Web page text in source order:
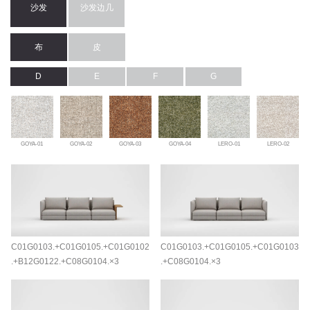
沙发 沙发边几
布 皮
D E F G
GOYA-01 GOYA-02 GOYA-03 GOYA-04 LERO-01 LERO-02
C01G0103.+C01G0105.+C01G0102
.+B12G0122.+C08G0104.×3
C01G0103.+C01G0105.+C01G0103
.+C08G0104.×3